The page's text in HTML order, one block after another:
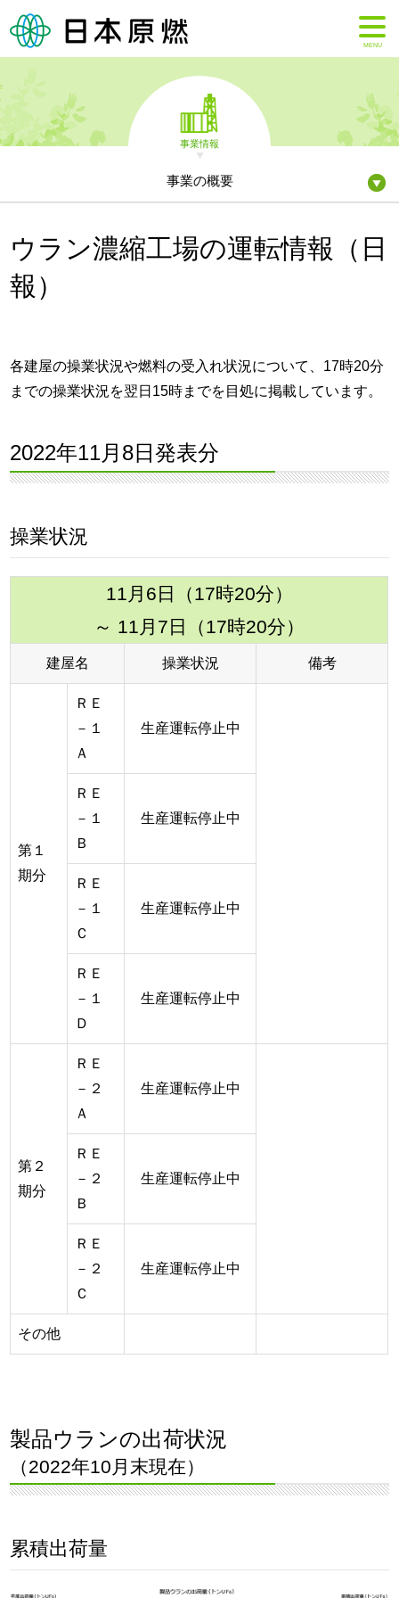
MENU
事業情報
事業の概要
ウラン濃縮工場の運転情報（日
報）
各建屋の操業状況や燃料の受入れ状況について、17時20分
までの操業状況を翌日15時までを目処に掲載しています。
2022年11月8日発表分
操業状況
11月6日（17時20分）
～ 11月7日（17時20分）
建屋名 操業状況 備考
第１
期分
ＲＥ
－１
Ａ
生産運転停止中
ＲＥ
－１
Ｂ
生産運転停止中
ＲＥ
－１
Ｃ
生産運転停止中
ＲＥ
－１
Ｄ
生産運転停止中
第２
期分
ＲＥ
－２
Ａ
生産運転停止中
ＲＥ
－２
Ｂ
生産運転停止中
ＲＥ
－２
Ｃ
生産運転停止中
その他
製品ウランの出荷状況
（2022年10月末現在）
累積出荷量